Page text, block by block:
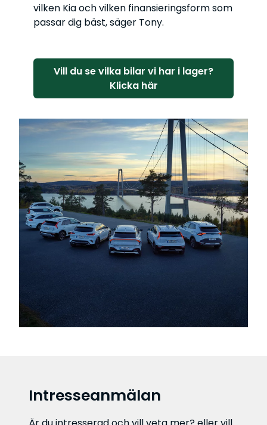
vilken Kia och vilken finansieringsform som
passar dig bäst, säger Tony.
Vill du se vilka bilar vi har i lager?
Klicka här
Intresseanmälan